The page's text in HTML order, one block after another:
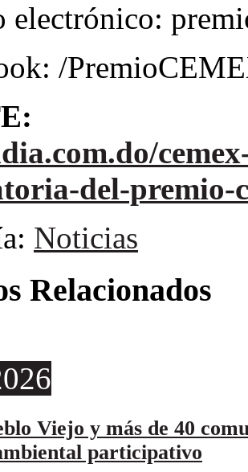
electrónico:
/
del-premio-
Noticias
Relacionados
Viejo y más de 40
participativo